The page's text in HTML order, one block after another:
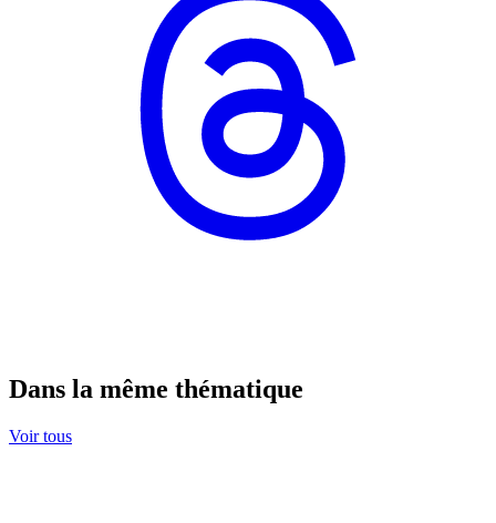
Dans la même thématique
Voir tous